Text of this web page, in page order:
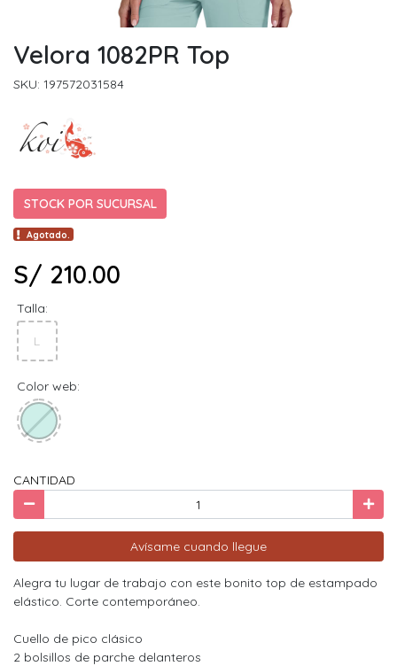
Velora 1082PR Top
SKU: 197572031584
STOCK POR SUCURSAL
Agotado.
S/ 210.00
Talla:
L
Color web:
CANTIDAD
Avísame cuando llegue
Alegra tu lugar de trabajo con este bonito top de estampado
elástico. Corte contemporáneo.
Cuello de pico clásico
2 bolsillos de parche delanteros